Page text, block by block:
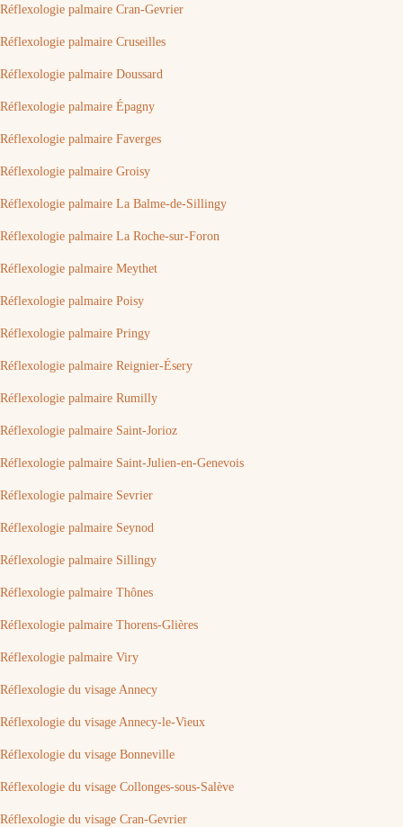
Réflexologie palmaire Cran-Gevrier
Réflexologie palmaire Cruseilles
Réflexologie palmaire Doussard
Réflexologie palmaire Épagny
Réflexologie palmaire Faverges
Réflexologie palmaire Groisy
Réflexologie palmaire La Balme-de-Sillingy
Réflexologie palmaire La Roche-sur-Foron
Réflexologie palmaire Meythet
Réflexologie palmaire Poisy
Réflexologie palmaire Pringy
Réflexologie palmaire Reignier-Ésery
Réflexologie palmaire Rumilly
Réflexologie palmaire Saint-Jorioz
Réflexologie palmaire Saint-Julien-en-Genevois
Réflexologie palmaire Sevrier
Réflexologie palmaire Seynod
Réflexologie palmaire Sillingy
Réflexologie palmaire Thônes
Réflexologie palmaire Thorens-Glières
Réflexologie palmaire Viry
Réflexologie du visage Annecy
Réflexologie du visage Annecy-le-Vieux
Réflexologie du visage Bonneville
Réflexologie du visage Collonges-sous-Salève
Réflexologie du visage Cran-Gevrier